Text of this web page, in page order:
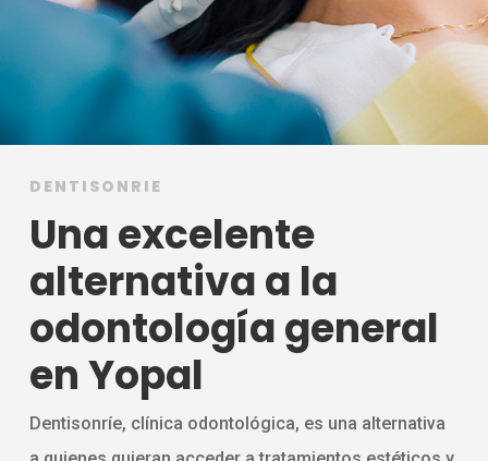
DENTISONRIE
Una excelente
alternativa a la
odontología general
en Yopal
Dentisonríe, clínica odontológica, es una alternativa